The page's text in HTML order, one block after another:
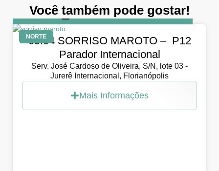
Você também pode gostar!
NORTE
DIA5 de abril de 2026
05.04 SORRISO MAROTO – P12
Parador Internacional
Serv. José Cardoso de Oliveira, S/N, lote 03 -
Jurerê Internacional, Florianópolis
Mais Informações